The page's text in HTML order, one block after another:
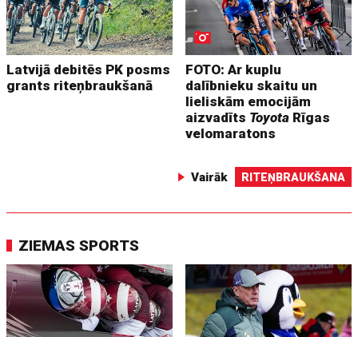
Latvijā debitēs PK posms
grants riteņbraukšanā
FOTO: Ar kuplu
dalībnieku skaitu un
lieliskām emocijām
aizvadīts Toyota Rīgas
velomaratons
Vairāk RITEŅBRAUKŠANA
ZIEMAS SPORTS